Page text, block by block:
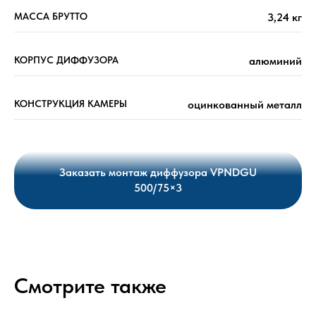
МАССА БРУТТО 3,24 кг
КОРПУС ДИФФУЗОРА алюминий
КОНСТРУКЦИЯ КАМЕРЫ оцинкованный металл
Заказать монтаж диффузора VPNDGU
500/75×3
Смотрите также